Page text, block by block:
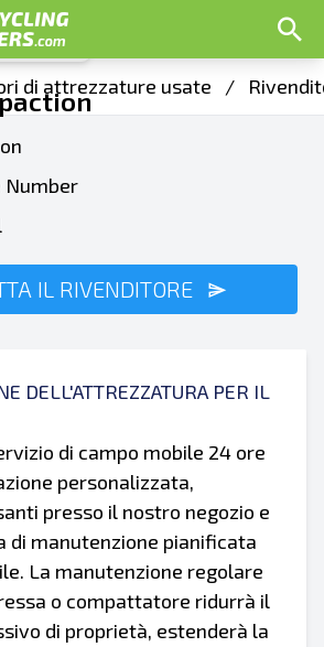
di attrezzature usate /
Number
IL RIVENDITORE
DELL'ATTREZZATURA PER IL
di campo mobile 24 ore
personalizzata,
presso il nostro negozio e
di manutenzione pianificata
La manutenzione regolare
o compattatore ridurrà il
di proprietà, estenderà la